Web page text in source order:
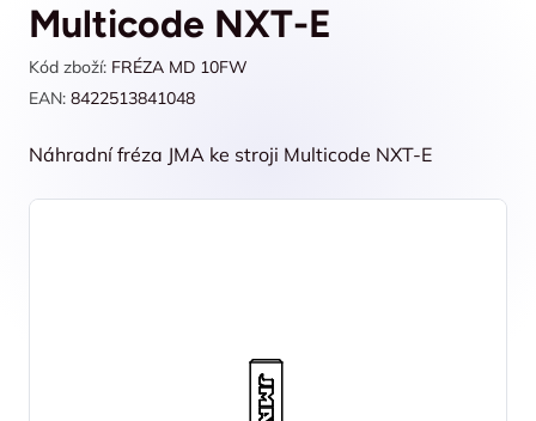
Multicode NXT-E
Kód zboží: FRÉZA MD 10FW
EAN: 8422513841048
Náhradní fréza JMA ke stroji Multicode NXT-E